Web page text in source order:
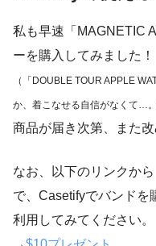
私も早速「MAGNETIC
ーを購入してみました！
（「DOUBLE TOUR APPLE
か、着こなせる自信がなくて…。
商品が届き次第、また
なお、以下のリンクか
で、Casetifyでバンドを
利用してみてください。